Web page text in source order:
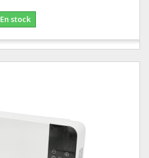
En stock